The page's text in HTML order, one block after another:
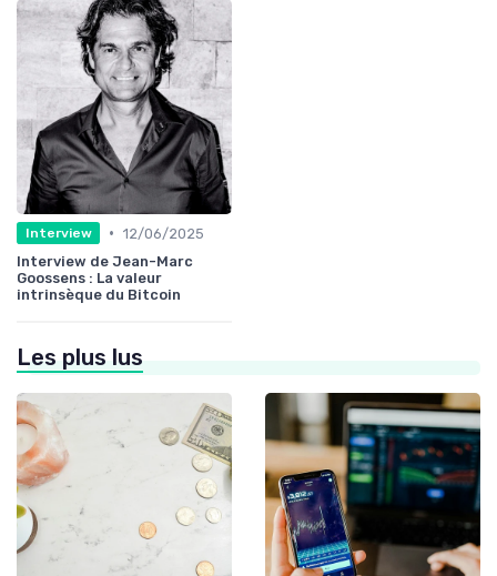
Interview • 12/06/2025
Interview de Jean-Marc
Goossens : La valeur
intrinsèque du Bitcoin
Les plus lus